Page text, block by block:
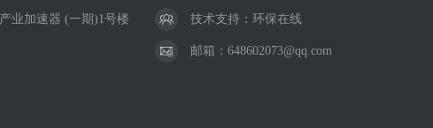
业加速器 (一期)1号楼
技术支持： 环保在线
邮箱：648602073@qq.com